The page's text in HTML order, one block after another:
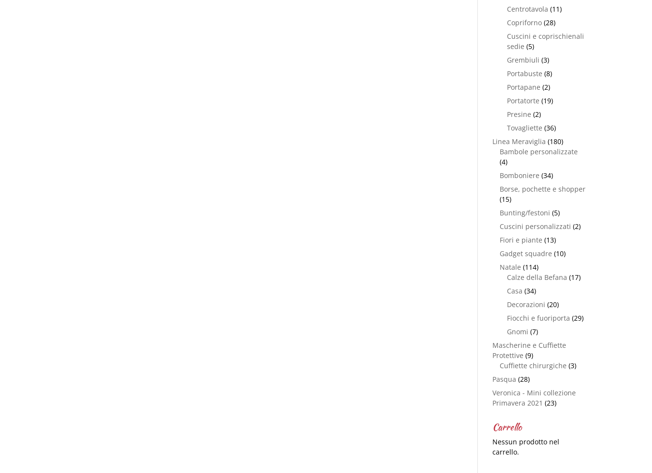
Centrotavola (11)
Copriforno (28)
Cuscini e coprischienali
sedie (5)
Grembiuli (3)
Portabuste (8)
Portapane (2)
Portatorte (19)
Presine (2)
Tovagliette (36)
Linea Meraviglia (180)
Bambole personalizzate
(4)
Bomboniere (34)
Borse, pochette e shopper
(15)
Bunting/festoni (5)
Cuscini personalizzati (2)
Fiori e piante (13)
Gadget squadre (10)
Natale (114)
Calze della Befana (17)
Casa (34)
Decorazioni (20)
Fiocchi e fuoriporta (29)
Gnomi (7)
Mascherine e Cuffiette
Protettive (9)
Cuffiette chirurgiche (3)
Pasqua (28)
Veronica - Mini collezione
Primavera 2021 (23)
Carrello
Nessun prodotto nel
carrello.